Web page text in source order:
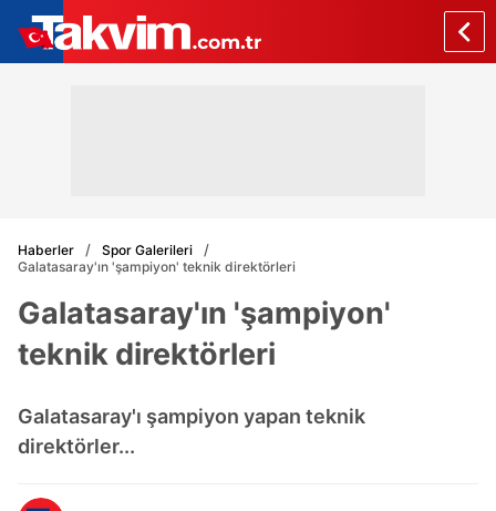
Haberler
Spor Galerileri
Galatasaray'ın 'şampiyon' teknik direktörleri
Galatasaray'ın 'şampiyon'
teknik direktörleri
Galatasaray'ı şampiyon yapan teknik
direktörler...